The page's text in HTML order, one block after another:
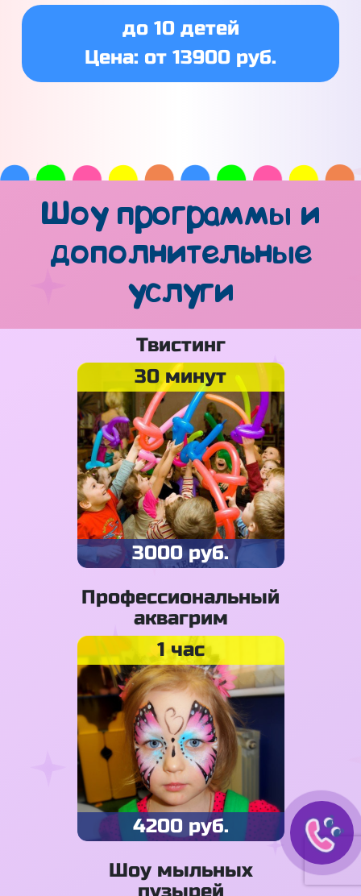
до 10 детей
Цена: от 13900 руб.
Шоу программы и
дополнительные
услуги
Твистинг
30 минут
3000 руб.
Профессиональный
аквагрим
1 час
4200 руб.
Шоу мыльных